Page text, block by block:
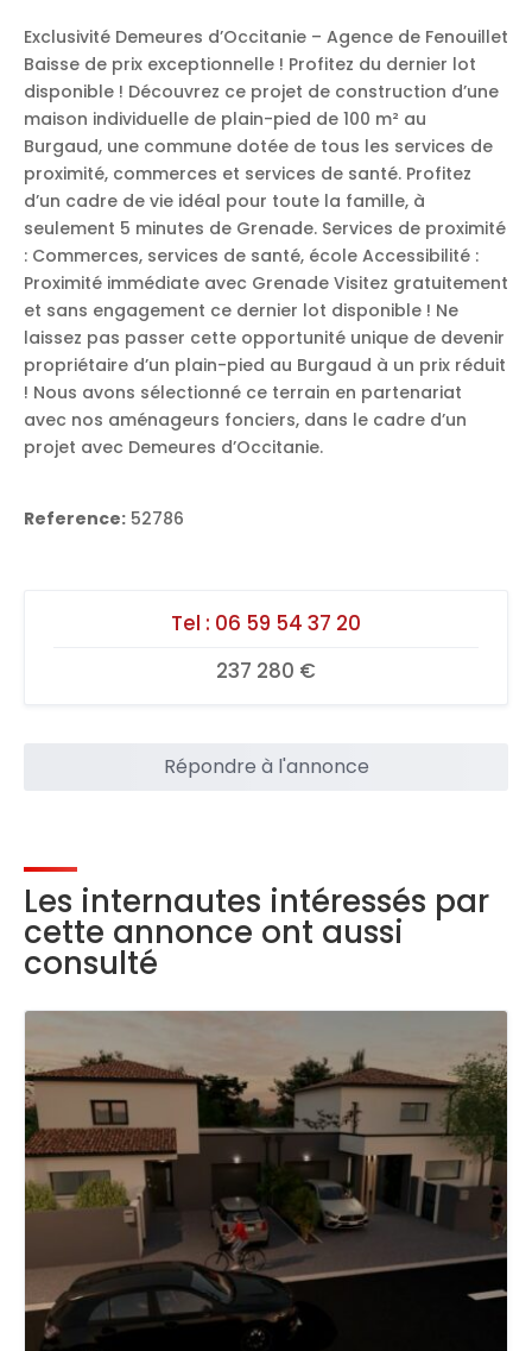
Exclusivité Demeures d’Occitanie – Agence de Fenouillet
Baisse de prix exceptionnelle ! Profitez du dernier lot
disponible ! Découvrez ce projet de construction d’une
maison individuelle de plain-pied de 100 m² au
Burgaud, une commune dotée de tous les services de
proximité, commerces et services de santé. Profitez
d’un cadre de vie idéal pour toute la famille, à
seulement 5 minutes de Grenade. Services de proximité
: Commerces, services de santé, école Accessibilité :
Proximité immédiate avec Grenade Visitez gratuitement
et sans engagement ce dernier lot disponible ! Ne
laissez pas passer cette opportunité unique de devenir
propriétaire d’un plain-pied au Burgaud à un prix réduit
! Nous avons sélectionné ce terrain en partenariat
avec nos aménageurs fonciers, dans le cadre d’un
projet avec Demeures d’Occitanie.
Reference: 52786
Tel : 06 59 54 37 20
237 280 €
Répondre à l'annonce
Les internautes intéressés par
cette annonce ont aussi
consulté